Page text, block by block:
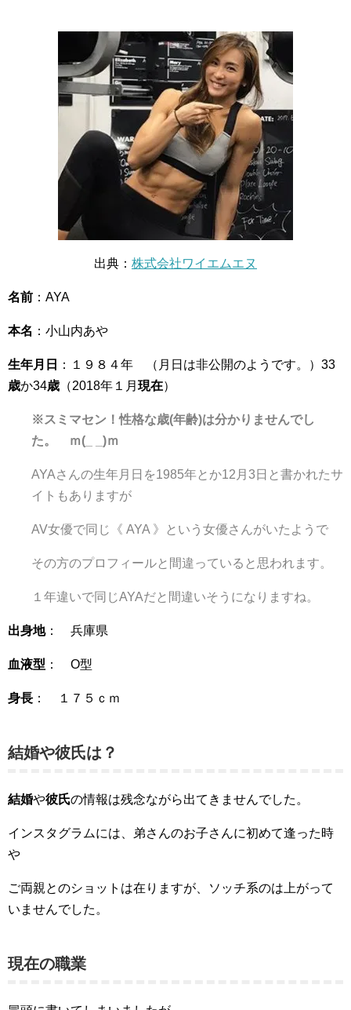
出典： 株式会社ワイエムエヌ
名前 ：AYA
本名 ：小山内あや
生年月日
：１９８４年 （月日は非公開のようです。）33
歳か34歳 （2018年１月 現在）
※スミマセン！性格な歳(年齢)は分かりませんでし
た。 ｍ(_ _)ｍ
AYAさんの生年月日を1985年とか12月3日と書かれたサ
イトもありますが
AV女優で同じ《 AYA 》という女優さんがいたようで
その方のプロフィールと間違っていると思われます。
１年違いで同じAYAだと間違いそうになりますね。
出身地： 兵庫県
血液型 ： O型
身長 ： １７５ｃｍ
結婚や彼氏は？
結婚や彼氏の情報は残念ながら出てきませんでした。
インスタグラムには、弟さんのお子さんに初めて逢った時
や
ご両親とのショットは在りますが、ソッチ系のは上がって
いませんでした。
現在の職業